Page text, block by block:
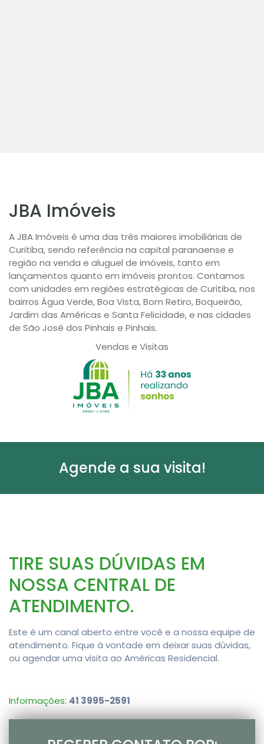
JBA Imóveis
A JBA Imóveis é uma das três maiores imobiliárias de
Curitiba, sendo referência na capital paranaense e
região na venda e aluguel de imóveis, tanto em
lançamentos quanto em imóveis prontos. Contamos
com unidades em regiões estratégicas de Curitiba, nos
bairros Água Verde, Boa Vista, Bom Retiro, Boqueirão,
Jardim das Américas e Santa Felicidade, e nas cidades
de São José dos Pinhais e Pinhais.
Vendas e Visitas
Agende a sua visita!
TIRE SUAS DÚVIDAS EM
NOSSA CENTRAL DE
ATENDIMENTO.
Este é um canal aberto entre você e a nossa equipe de
atendimento. Fique à vontade em deixar suas dúvidas,
ou agendar uma visita ao Américas Residencial.
Informações: 41 3995-2591